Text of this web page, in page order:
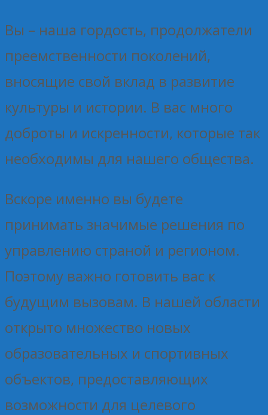
Вы – наша гордость, продолжатели
преемственности поколений,
вносящие свой вклад в развитие
культуры и истории. В вас много
доброты и искренности, которые так
необходимы для нашего общества.
Вскоре именно вы будете
принимать значимые решения по
управлению страной и регионом.
Поэтому важно готовить вас к
будущим вызовам. В нашей области
открыто множество новых
образовательных и спортивных
объектов, предоставляющих
возможности для целевого